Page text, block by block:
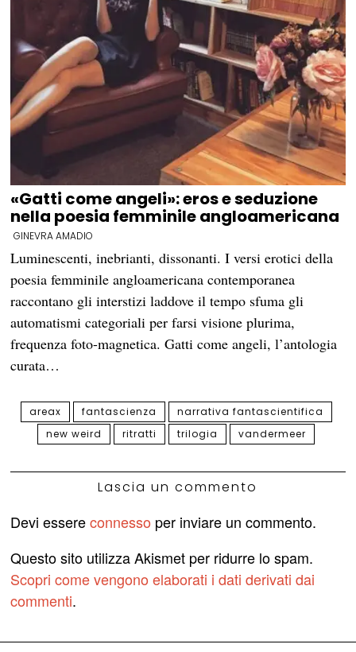
«Gatti come angeli»: eros e seduzione
nella poesia femminile angloamericana
GINEVRA AMADIO
Luminescenti, inebrianti, dissonanti. I versi erotici della
poesia femminile angloamericana contemporanea
raccontano gli interstizi laddove il tempo sfuma gli
automatismi categoriali per farsi visione plurima,
frequenza foto-magnetica. Gatti come angeli, l’antologia
curata…
areax fantascienza
narrativa fantascientifica
new weird
ritratti trilogia vandermeer
Lascia un commento
Devi essereconnesso per inviare un commento.
Questo sito utilizza Akismet per ridurre lo spam.
Scopri come vengono elaborati i dati derivati dai
commenti.